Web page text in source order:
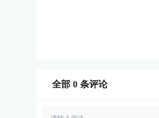
全部 0 条评论